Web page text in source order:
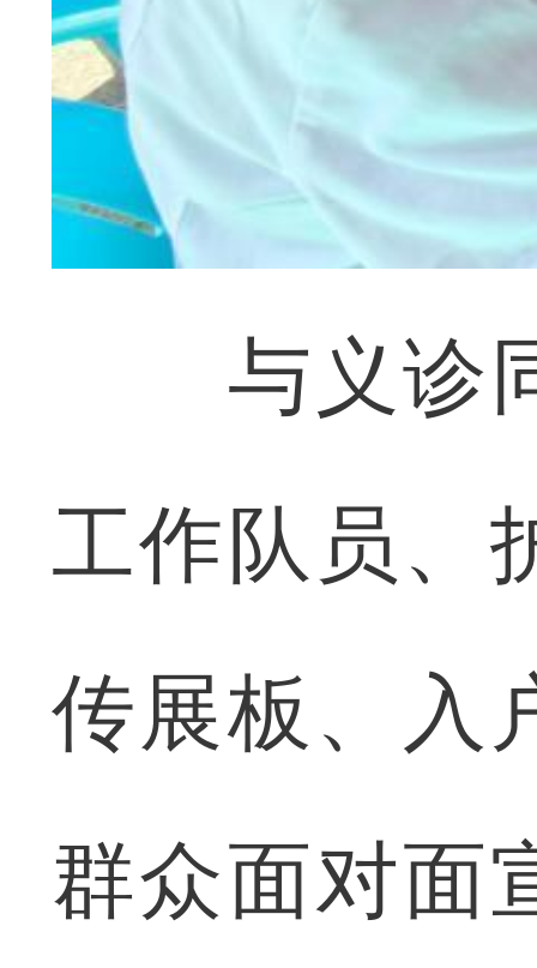
与义诊同
工作队员、
传展板、入
群众面对面